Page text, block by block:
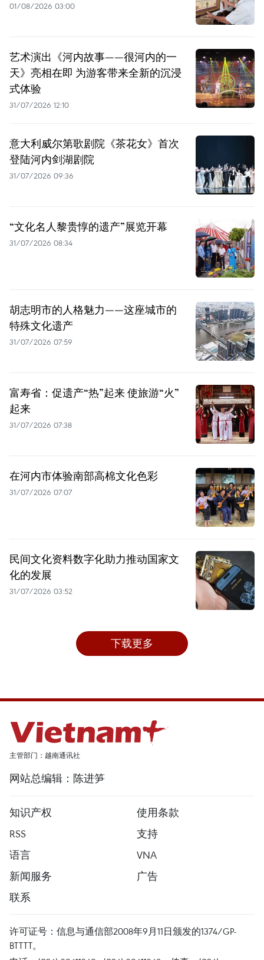
01/08/2026 03:00
艺术演出《河内故事——很河内的一
天》亮相在即 为游客带来全新的沉浸
式体验
31/07/2026 12:10
意大利威尔第歌剧院《茶花女》首次
登陆河内剑湖剧院
31/07/2026 09:36
“文化名人黎贵惇的遗产”展览开幕
31/07/2026 08:34
胡志明市的人格魅力——这座城市的
特殊文化遗产
31/07/2026 07:59
富寿省：促遗产“热”起来 使旅游“火”
起来
31/07/2026 07:38
在河内市体验南部高棉文化色彩
31/07/2026 07:07
民间文化资料数字化助力推动国家文
化的发展
31/07/2026 03:52
下载更多
主管部门：越南通讯社
网站总编辑：陈进笋
知识产权
使用条款
RSS
支持
语言
VNA
新闻服务
广告
联系
许可证号：信息与通信部2008年9月11日颁发的1374/GP-
BTTTT。